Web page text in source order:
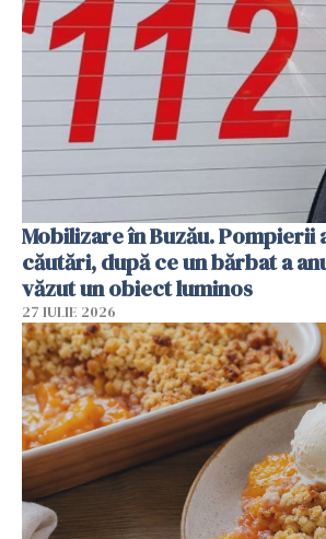
Mobilizare în Buzău. Pompierii
căutări, după ce un bărbat a
văzut un obiect luminos
27 IULIE 2026